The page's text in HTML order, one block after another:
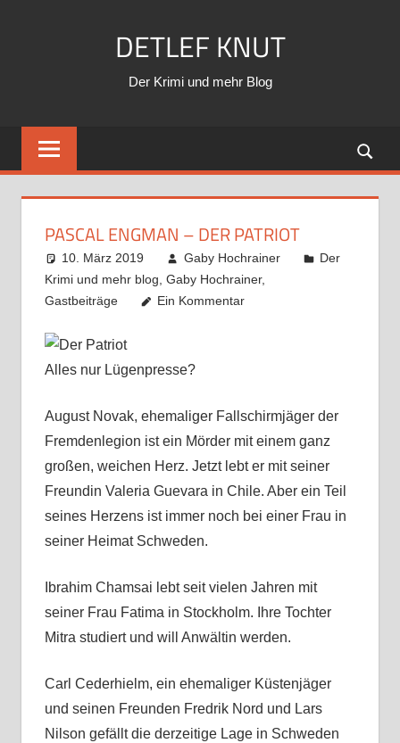
DETLEF KNUT
Der Krimi und mehr Blog
PASCAL ENGMAN – DER PATRIOT
10. März 2019 Gaby Hochrainer
Der
Krimi und mehr blog Gaby Hochrainer,
Gastbeiträge
Ein Kommentar
Alles nur Lügenpresse?
August Novak, ehemaliger Fallschirmjäger der
Fremdenlegion ist ein Mörder mit einem ganz
großen, weichen Herz. Jetzt lebt er mit seiner
Freundin Valeria Guevara in Chile. Aber ein Teil
seines Herzens ist immer noch bei einer Frau in
seiner Heimat Schweden.
Ibrahim Chamsai lebt seit vielen Jahren mit
seiner Frau Fatima in Stockholm. Ihre Tochter
Mitra studiert und will Anwältin werden.
Carl Cederhielm, ein ehemaliger Küstenjäger
und seinen Freunden Fredrik Nord und Lars
Nilson gefällt die derzeitige Lage in Schweden